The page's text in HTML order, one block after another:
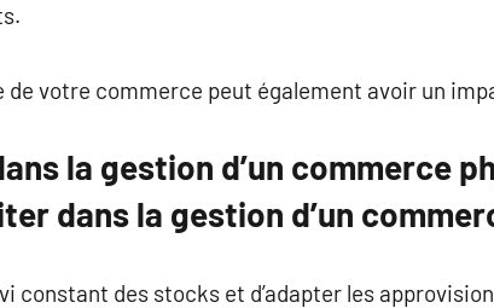
de votre commerce peut également avoir un
la gestion d’un commerce
dans la gestion d’un
constant des stocks et d’adapter les